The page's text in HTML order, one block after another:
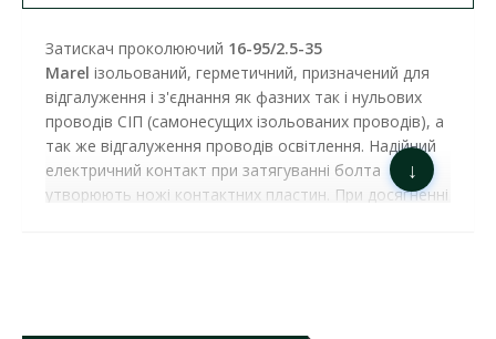
Затискач проколюючий 16-95/2.5-35
Marel ізольований, герметичний, призначений для
відгалуження і з'єднання як фазних так і нульових
проводів СІП (самонесущих ізольованих проводів), а
так же відгалуження проводів освітлення. Надійний
електричний контакт при затягуванні болта
утворюють ножі контактних пластин. При досягненні
↓